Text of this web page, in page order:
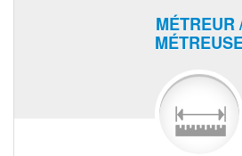
MÉTREUR